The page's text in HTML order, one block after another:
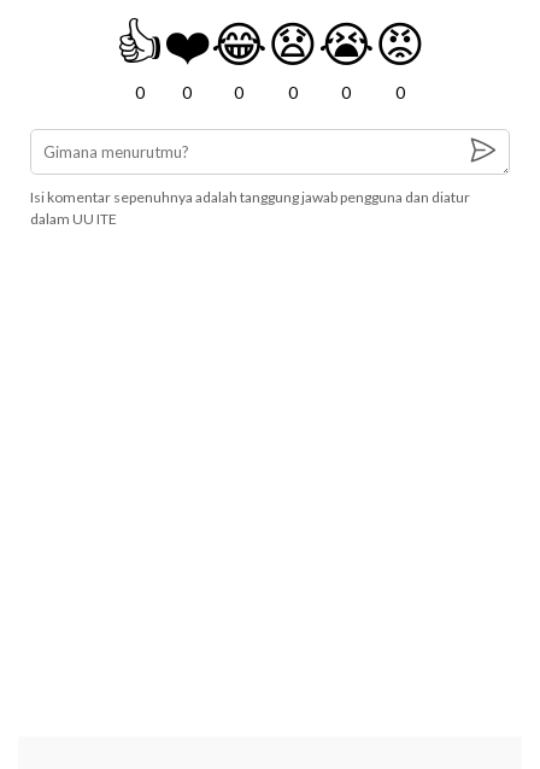
👍
0
❤️
0
😂
0
😧
0
😭
0
😡
0
Isi komentar sepenuhnya adalah tanggung jawab pengguna dan diatur
dalam UU ITE